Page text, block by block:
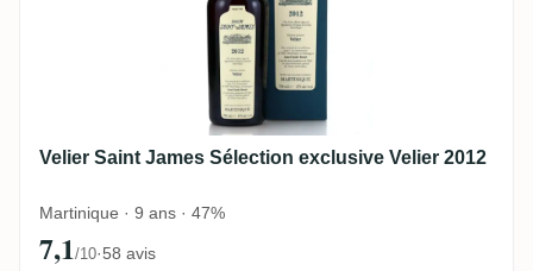
Velier Saint James Sélection exclusive Velier 2012
Martinique · 9 ans · 47%
7,1/10·58 avis